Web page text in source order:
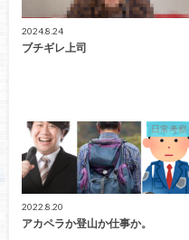
2024.8.24
ブチギレ上司
日常考察
2022.8.20
アカペラか登山か仕事か。